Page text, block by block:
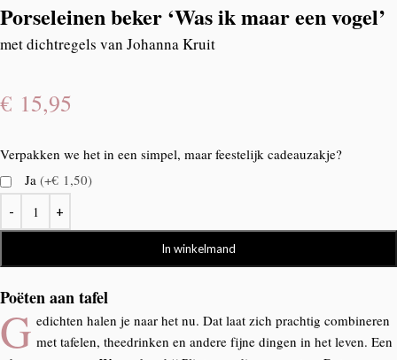
Porseleinen beker ‘Was ik maar een vogel’
met dichtregels van Johanna Kruit
€ 15,95
Verpakken we het in een simpel, maar feestelijk cadeauzakje?
Ja (+€ 1,50)
In winkelmand
Poëten aan tafel
G edichten halen je naar het nu. Dat laat zich prachtig combineren
met tafelen, theedrinken en andere fijne dingen in het leven. Een